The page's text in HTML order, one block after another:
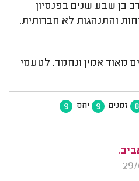
בן שבע שנים בפנסיון
והתנהגות לא חברותית.
מאוד אמין ונחמד. לטעמי
8 זמנים 9 יחס 9